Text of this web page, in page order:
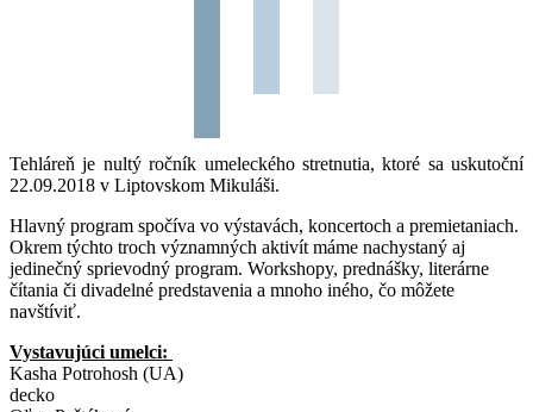
Tehláreň je nultý ročník umeleckého stretnutia, ktoré sa uskutoční
22.09.2018 v Liptovskom Mikuláši.
Hlavný program spočíva vo výstavách, koncertoch a premietaniach.
Okrem týchto troch významných aktivít máme nachystaný aj
jedinečný sprievodný program. Workshopy, prednášky, literárne
čítania či divadelné predstavenia a mnoho iného, čo môžete
navštíviť.
Vystavujúci umelci:
Kasha Potrohosh (UA)
decko